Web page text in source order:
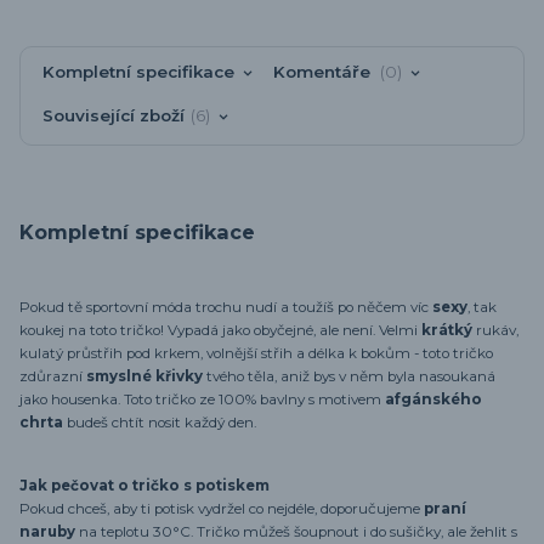
Kompletní specifikace Komentáře 0
Související zboží 6
Kompletní specifikace
Pokud tě sportovní móda trochu nudí a toužíš po něčem víc sexy, tak
koukej na toto tričko! Vypadá jako obyčejné, ale není. Velmi krátký rukáv,
kulatý průstřih pod krkem, volnější střih a délka k bokům - toto tričko
zdůrazní smyslné křivky tvého těla, aniž bys v něm byla nasoukaná
jako housenka. Toto tričko ze 100% bavlny s motivem afgánského
chrta budeš chtít nosit každý den.
Jak pečovat o tričko s potiskem
Pokud chceš, aby ti potisk vydržel co nejdéle, doporučujeme praní
naruby na teplotu 30°C. Tričko můžeš šoupnout i do sušičky, ale žehlit s